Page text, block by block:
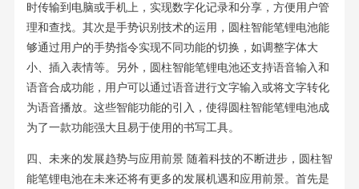
时传输到电脑或手机上，实现数字化记录和分享，方便用户管
理和查找。其次是手势识别技术的运用，圆柱智能笔锂电池能
够通过用户的手势指令实现不同功能的切换，如调整字体大
小、插入表情等。另外，圆柱智能笔锂电池还支持语音输入和
语音合成功能，用户可以通过语音进行文字输入或将文字转化
为语音播放。这些智能功能的引入，使得圆柱智能笔锂电池成
为了一款功能强大且易于使用的书写工具。
四、未来的发展趋势与应用前景 随着科技的不断进步，圆柱智
能笔锂电池在未来还将有更多的发展机遇和应用前景。首先是